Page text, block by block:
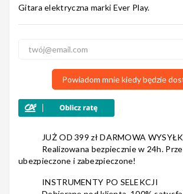
Nagłośnienie
Akcesoria
Kursy/Szkolenia
Gitara elektryczna marki Ever Play.
Powiadom mnie kiedy będzie
JUŻ OD 399 zł DARMOWA
Realizowana bezpiecznie w 24h.
ubezpieczone i zabezpieczone!
INSTRUMENTY PO SELEKCJI